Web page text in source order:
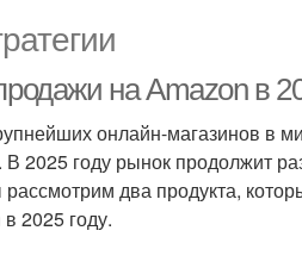
на Amazon в
онлайн-магазинов в
В 2025 году рынок продолжит
два продукта,
2025 году.